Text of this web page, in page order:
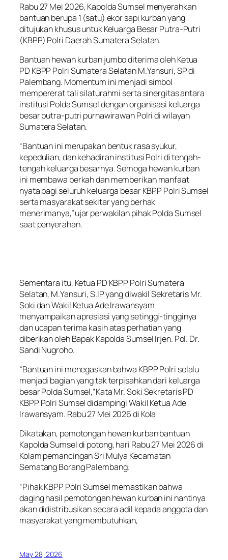
Rabu 27 Mei 2026, Kapolda Sumsel menyerahkan
bantuan berupa 1 (satu) ekor sapi kurban yang
ditujukan khusus untuk Keluarga Besar Putra-Putri
(KBPP) Polri Daerah Sumatera Selatan.
Bantuan hewan kurban jumbo diterima oleh Ketua
PD KBPP Polri Sumatera Selatan M.Yansuri, SP di
Palembang. Momentum ini menjadi simbol
mempererat tali silaturahmi serta sinergitas antara
institusi Polda Sumsel dengan organisasi keluarga
besar putra-putri purnawirawan Polri di wilayah
Sumatera Selatan.
“Bantuan ini merupakan bentuk rasa syukur,
kepedulian, dan kehadiran institusi Polri di tengah-
tengah keluarga besarnya. Semoga hewan kurban
ini membawa berkah dan memberikan manfaat
nyata bagi seluruh keluarga besar KBPP Polri Sumsel
serta masyarakat sekitar yang berhak
menerimanya,”ujar perwakilan pihak Polda Sumsel
saat penyerahan.
Sementara itu, Ketua PD KBPP Polri Sumatera
Selatan, M.Yansuri, S.IP yang diwakil Sekretaris Mr.
Soki dan Wakil Ketua Ade Irawansyam
menyampaikan apresiasi yang setinggi-tingginya
dan ucapan terima kasih atas perhatian yang
diberikan oleh Bapak Kapolda Sumsel Irjen. Pol. Dr.
Sandi Nugroho.
“Bantuan ini menegaskan bahwa KBPP Polri selalu
menjadi bagian yang tak terpisahkan dari keluarga
besar Polda Sumsel,”Kata Mr. Soki Sekretaris PD
KBPP Polri Sumsel didampingi Wakil Ketua Ade
Irawansyam. Rabu 27 Mei 2026 di Kola
Dikatakan, pemotongan hewan kurban bantuan
Kapolda Sumsel di potong, hari Rabu 27 Mei 2026 di
Kolam pemancingan Sri Mulya Kecamatan
Sematang Borang Palembang.
“Pihak KBPP Polri Sumsel memastikan bahwa
daging hasil pemotongan hewan kurban ini nantinya
akan didistribusikan secara adil kepada anggota dan
masyarakat yang membutuhkan,
May 28, 2026